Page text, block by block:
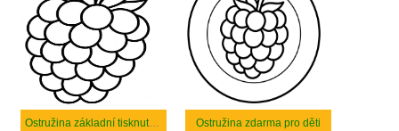
Ostružina základní tisknutelné Ostružina zdarma pro děti